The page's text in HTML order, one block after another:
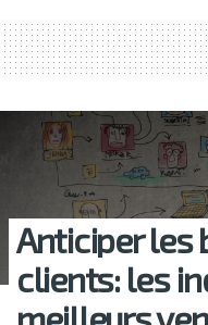
Anticiper les
clients: les